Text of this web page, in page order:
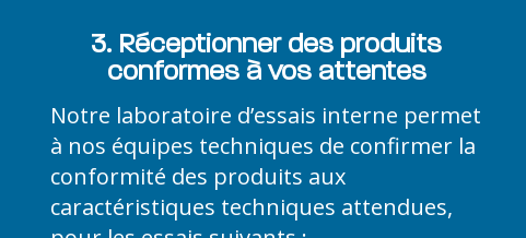
3. Réceptionner des produits
conformes à vos attentes
Notre laboratoire d’essais interne permet
à nos équipes techniques de confirmer la
conformité des produits aux
caractéristiques techniques attendues,